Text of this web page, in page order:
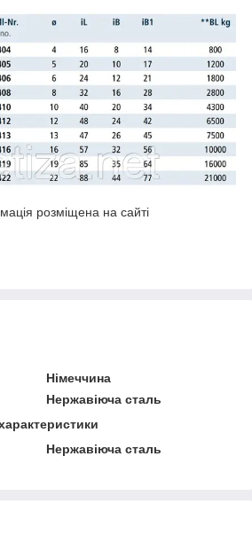
розміщена на сайті
Німеччина
Нержавіюча сталь
Нержавіюча сталь